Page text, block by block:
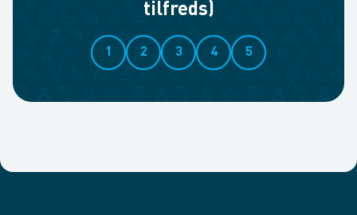
tilfreds)
1 2 3 4 5